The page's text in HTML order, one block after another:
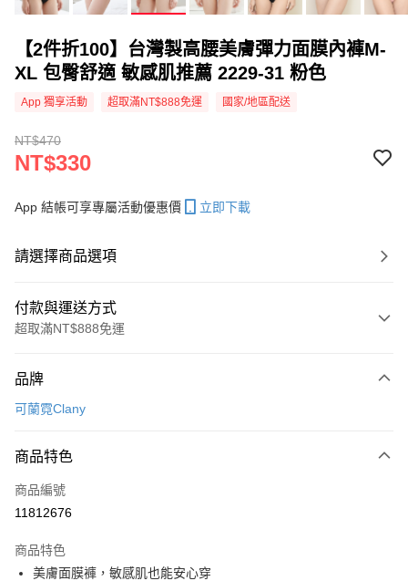
【2件折100】台灣製高腰美膚彈力面膜內褲M-
XL 包臀舒適 敏感肌推薦 2229-31 粉色
App 獨享活動 超取滿NT$888免運 國家/地區配送
NT$470
NT$330
App 結帳可享專屬活動優惠價 立即下載
請選擇商品選項
付款與運送方式
超取滿NT$888免運
信用卡一次付款
LINE Pay
Apple Pay
悠遊付
品牌
可蘭霓Clany
商品特色
商品編號
11812676
商品特色
美膚面膜褲，敏感肌也能安心穿